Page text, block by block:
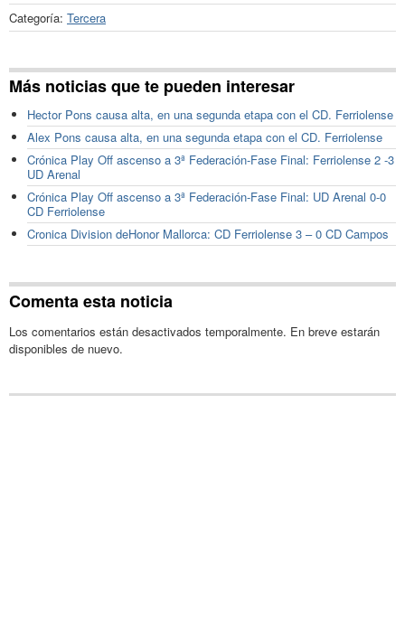
Categoría: Tercera
Más noticias que te pueden interesar
Hector Pons causa alta, en una segunda etapa con el CD. Ferriolense
Alex Pons causa alta, en una segunda etapa con el CD. Ferriolense
Crónica Play Off ascenso a 3ª Federación-Fase Final: Ferriolense 2 -3
UD Arenal
Crónica Play Off ascenso a 3ª Federación-Fase Final: UD Arenal 0-0
CD Ferriolense
Cronica Division deHonor Mallorca: CD Ferriolense 3 – 0 CD Campos
Comenta esta noticia
Los comentarios están desactivados temporalmente. En breve estarán
disponibles de nuevo.